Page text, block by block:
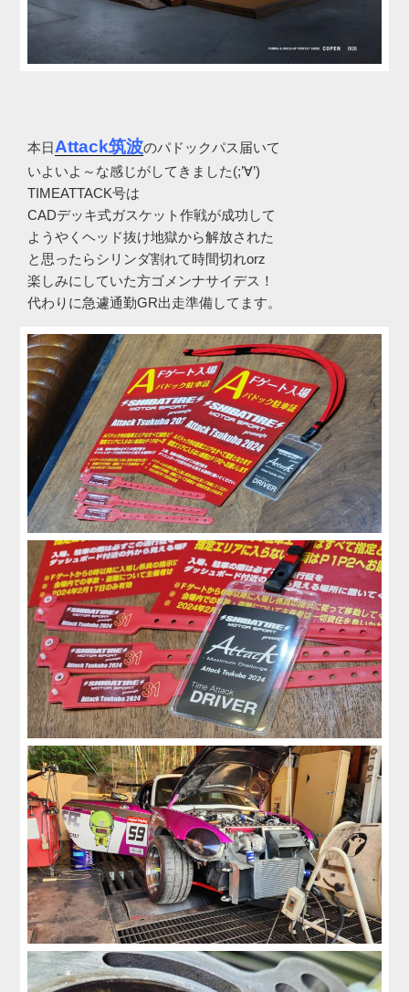
本日Attack筑波のパドックパス届いて
いよいよ～な感じがしてきました(;’∀’)
TIMEATTACK号は
CADデッキ式ガスケット作戦が成功して
ようやくヘッド抜け地獄から解放された
と思ったらシリンダ割れて時間切れorz
楽しみにしていた方ゴメンナサイデス！
代わりに急遽通勤GR出走準備してます。